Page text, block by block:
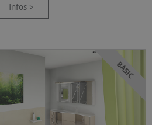
Infos >
BASIC